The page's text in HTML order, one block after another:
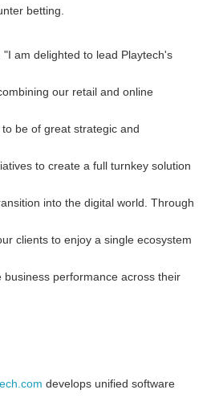
betting.
am delighted to lead Playtech's
our retail and online
be of great strategic and
to create a full turnkey solution
into the digital world. Through
clients to enjoy a single ecosystem
business performance across their
develops unified software